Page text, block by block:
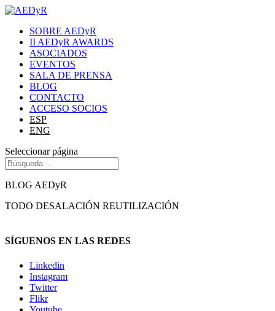
SOBRE AEDyR
II AEDyR AWARDS
ASOCIADOS
EVENTOS
SALA DE PRENSA
BLOG
CONTACTO
ACCESO SOCIOS
ESP
ENG
Seleccionar página
BLOG AEDyR
TODO DESALACIÓN REUTILIZACIÓN
SÍGUENOS EN LAS REDES
Linkedin
Instagram
Twitter
Flikr